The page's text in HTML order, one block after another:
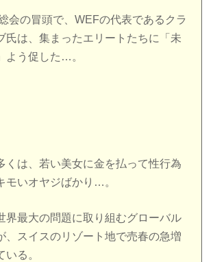
会の冒頭で、WEFの代表であるクラ
氏は、集まったエリートたちに「未
よう促した…。
くは、若い美女に金を払って性行為
モいオヤジばかり…。
界最大の問題に取り組むグローバル
、スイスのリゾート地で売春の急増
る。